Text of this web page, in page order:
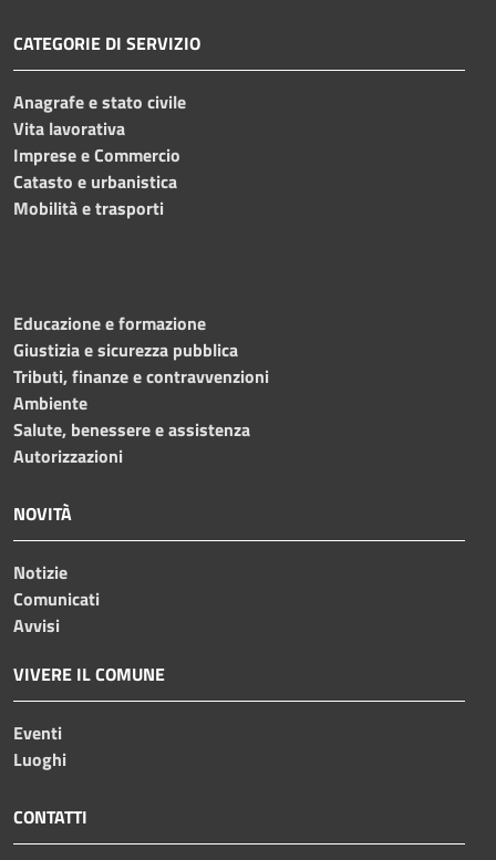
CATEGORIE DI SERVIZIO
Anagrafe e stato civile
Vita lavorativa
Imprese e Commercio
Catasto e urbanistica
Mobilità e trasporti
Educazione e formazione
Giustizia e sicurezza pubblica
Tributi, finanze e contravvenzioni
Ambiente
Salute, benessere e assistenza
Autorizzazioni
NOVITÀ
Notizie
Comunicati
Avvisi
VIVERE IL COMUNE
Eventi
Luoghi
CONTATTI